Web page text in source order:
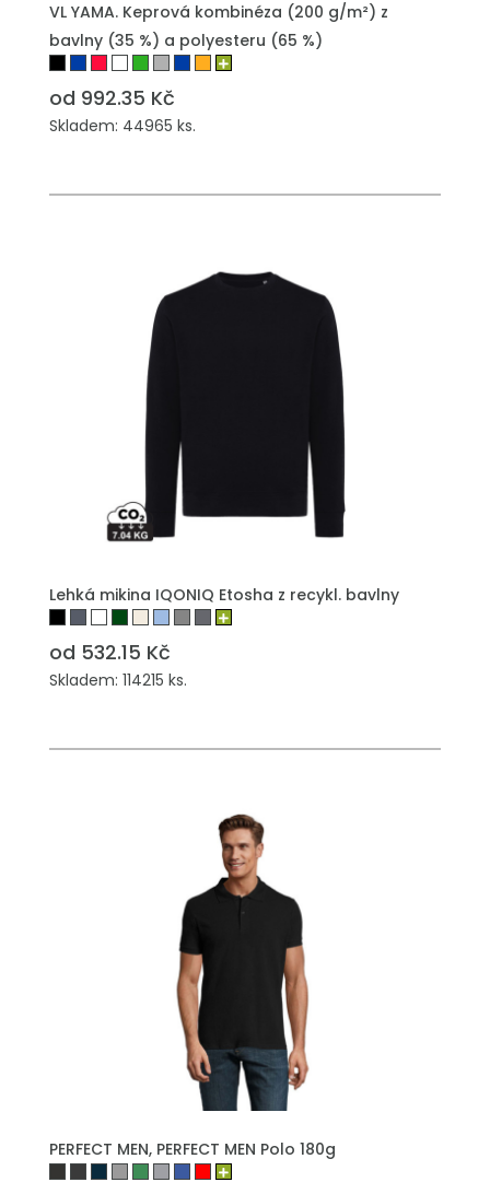
VL YAMA. Keprová kombinéza (200 g/m²) z
bavlny (35 %) a polyesteru (65 %)
od 992.35 Kč
Skladem: 44965 ks.
Lehká mikina IQONIQ Etosha z recykl. bavlny
od 532.15 Kč
Skladem: 114215 ks.
PERFECT MEN, PERFECT MEN Polo 180g